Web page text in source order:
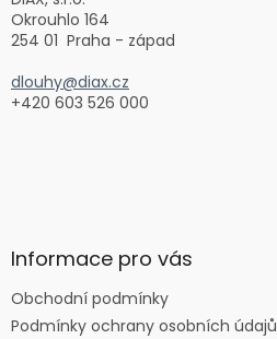
Okrouhlo 164
254 01 Praha - západ
dlouhy@diax.cz
+420 603 526 000
Informace pro vás
Obchodní podmínky
Podmínky ochrany osobních údajů